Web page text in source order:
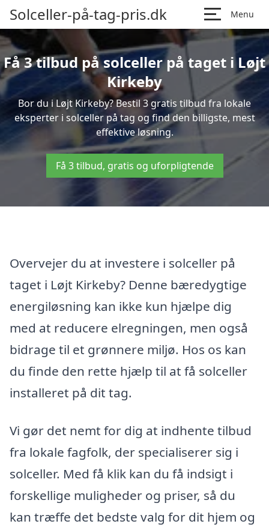
Solceller-på-tag-pris.dk Menu
Få 3 tilbud på solceller på taget i Løjt
Kirkeby
Bor du i Løjt Kirkeby? Bestil 3 gratis tilbud fra lokale
eksperter i solceller på tag og find den billigste, mest
effektive løsning.
Få 3 tilbud, gratis og uforpligtende
Overvejer du at investere i solceller på
taget i Løjt Kirkeby? Denne bæredygtige
energiløsning kan ikke kun hjælpe dig
med at reducere elregningen, men også
bidrage til et grønnere miljø. Hos os kan
du finde den rette hjælp til at få solceller
installeret på dit tag.
Vi gør det nemt for dig at indhente tilbud
fra lokale fagfolk, der specialiserer sig i
solceller. Med få klik kan du få indsigt i
forskellige muligheder og priser, så du
kan træffe det bedste valg for dit hjem og